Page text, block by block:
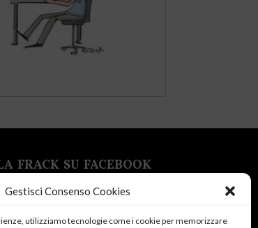
Gestisci Consenso Cookies
utilizziamo tecnologie come i cookie per memorizzare
FRACK SU FACEBOOK